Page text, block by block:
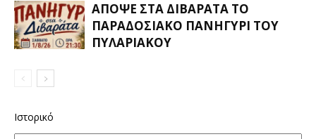
ΑΠΌΨΕ ΣΤΑ ΔΙΒΑΡΆΤΑ ΤΟ
ΠΑΡΑΔΟΣΙΑΚΌ ΠΑΝΗΓΎΡΙ ΤΟΥ
ΠΥΛΑΡΙΑΚΟΎ
Ιστορικό